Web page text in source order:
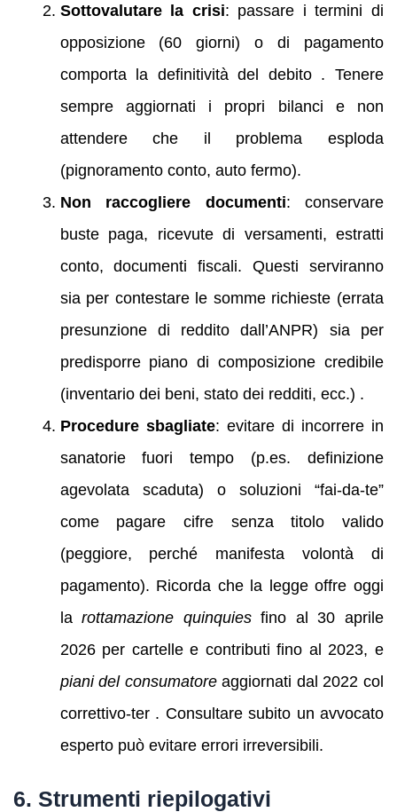
Sottovalutare la crisi: passare i termini di
opposizione (60 giorni) o di pagamento
comporta la definitività del debito . Tenere
sempre aggiornati i propri bilanci e non
attendere che il problema esploda
(pignoramento conto, auto fermo).
Non raccogliere documenti: conservare
buste paga, ricevute di versamenti, estratti
conto, documenti fiscali. Questi serviranno
sia per contestare le somme richieste (errata
presunzione di reddito dall’ANPR) sia per
predisporre piano di composizione credibile
(inventario dei beni, stato dei redditi, ecc.) .
Procedure sbagliate: evitare di incorrere in
sanatorie fuori tempo (p.es. definizione
agevolata scaduta) o soluzioni “fai-da-te”
come pagare cifre senza titolo valido
(peggiore, perché manifesta volontà di
pagamento). Ricorda che la legge offre oggi
larottamazione quinquiesfino al 30 aprile
2026 per cartelle e contributi fino al 2023, e
piani del consumatoreaggiornati dal 2022 col
correttivo-ter . Consultare subito un avvocato
esperto può evitare errori irreversibili.
6. Strumenti riepilogativi